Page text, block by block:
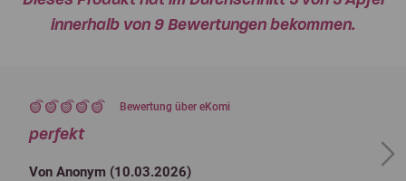
innerhalb von 9 Bewertungen bekommen.
Bewertung über eKomi
perfekt
Von Anonym (10.03.2026)
Next